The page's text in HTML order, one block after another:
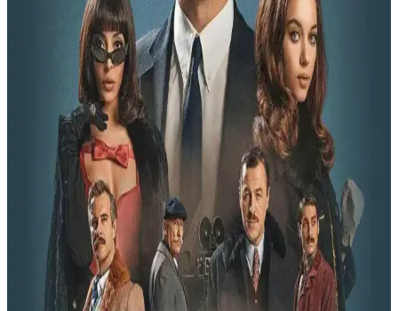
Evde Sinema Sistemleri: Yüksek Teknoloji ve
Konforla Sinema Deneyimini Yaşayın
Evde sinema sistemleri, yüksek çözünürlüklü ekranlar ve gelişmiş
ses teknolojileriyle evde sinema keyfini artırır, kablosuz bağlantı ve
akıllı özelliklerle kullanım kolaylığı sağlar.
Robotlu Bilim Kurgu Filmleri: Teknoloji ve İnsan
İlişkisini Derinlemesine İnceleyen Sinema Eserleri
Robotlu bilim kurgu filmleri, yapay zeka ve insan-robot etkileşimini
ele alarak teknolojinin toplumsal ve etik etkilerini sorguluyor. Bu tür,
geleceğe dair önemli sorular ve ilhamlar sunuyor.
Yeşilçam TV Frekans 2025: Türk Sinemasının
Klasik Filmlerle Yenilenen Yayın Adresi